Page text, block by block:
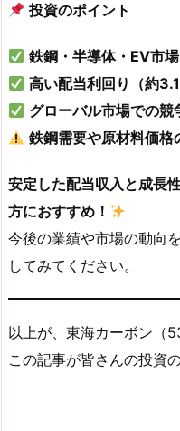
投資のポイント
鉄鋼・半導体・EV市
高い配当利回り（約
グローバル市場での競
鉄鋼需要や原材料価格
安定した配当収入と成長
方におすすめ！
今後の業績や市場の動向
してみてください。
以上が、東海カーボン（
この記事が皆さんの投資